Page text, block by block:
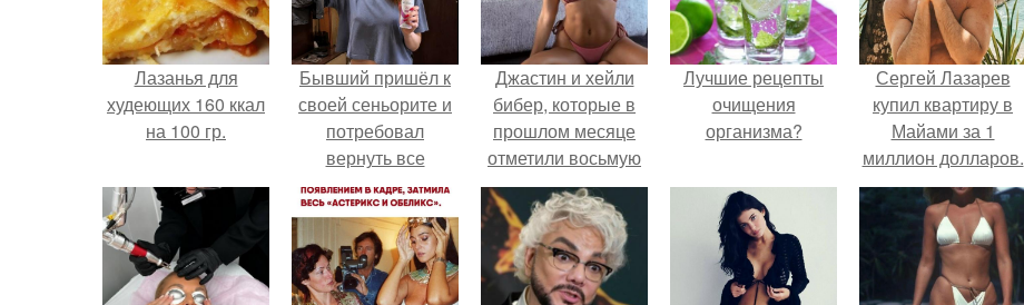
Лазанья для
худеющих 160 ккал
на 100 гр.
Бывший пришёл к
своей сеньорите и
потребовал
вернуть все
подарки.
Джастин и хейли
бибер, которые в
прошлом месяце
отметили восьмую
годовщину
помолвки, показали
новые фото с
совместного
отдыха.
Лучшие рецепты
очищения
организма?
Сергей Лазарев
купил квартиру в
Майами за 1
миллион долларов.